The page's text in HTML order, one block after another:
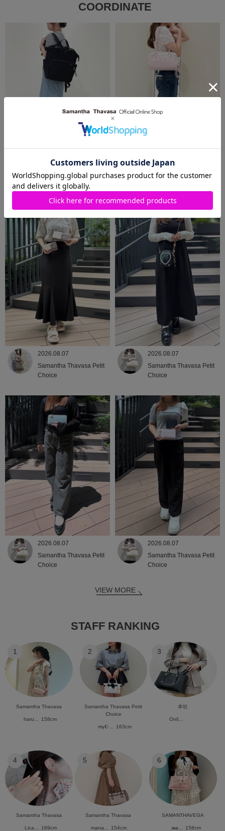
COORDINATE
2026.08.08
Samantha Thavasa
2026.08.07
2026.08.07
Samantha Thavasa Petit
Choice
2026.08.07
Samantha Thavasa Petit
Choice
2026.08.07
Samantha Thavasa Petit
Choice
2026.08.07
Samantha Thavasa Petit
Choice
VIEW MORE
STAFF RANKING
1
Samantha Thavasa
haru... 158cm
2
Samantha Thavasa Petit
Choice
my☪︎... 163cm
3
本社
Onli...
4
Samantha Thavasa
Lica... 169cm
5
Samantha Thavasa
mana... 154cm
6
SAMANTHAVEGA
𝒎𝒂... 158cm